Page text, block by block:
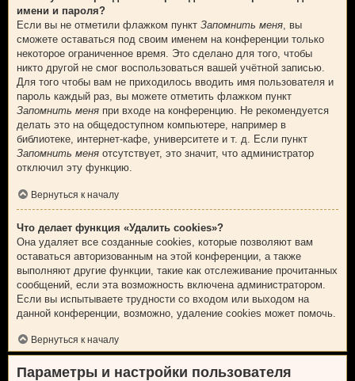
имени и пароля?
Если вы не отметили флажком пункт Запомнить меня , вы
сможете оставаться под своим именем на конференции только
некоторое ограниченное время. Это сделано для того, чтобы
никто другой не смог воспользоваться вашей учётной записью.
Для того чтобы вам не приходилось вводить имя пользователя и
пароль каждый раз, вы можете отметить флажком пункт
Запомнить меня при входе на конференцию. Не рекомендуется
делать это на общедоступном компьютере, например в
библиотеке, интернет-кафе, университете и т. д. Если пункт
Запомнить меня отсутствует, это значит, что администратор
отключил эту функцию.
Вернуться к началу
Что делает функция «Удалить cookies»?
Она удаляет все созданные cookies, которые позволяют вам
оставаться авторизованным на этой конференции, а также
выполняют другие функции, такие как отслеживание прочитанных
сообщений, если эта возможность включена администратором.
Если вы испытываете трудности со входом или выходом на
данной конференции, возможно, удаление cookies может помочь.
Вернуться к началу
Параметры и настройки пользователя